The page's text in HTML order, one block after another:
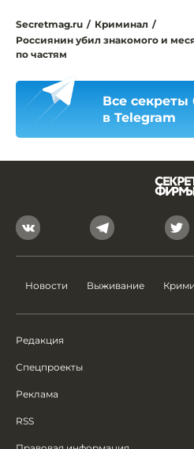
Secretmag.ru / Криминал /
Россиянин убил знакомого и
по частям
Все секреты
в Telegram
Новости Выживание
Редакция
Спецпроекты
Реклама
RSS